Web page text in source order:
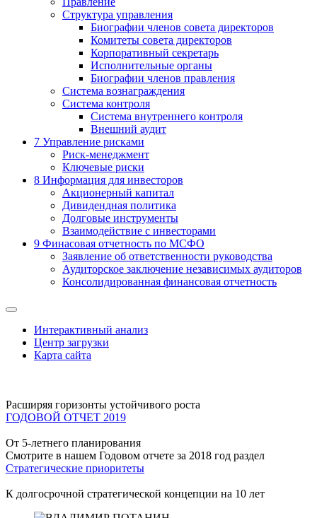
Структура управления
Биографии членов совета директоров
Комитеты совета директоров
Корпоративный секретарь
Исполнительные органы
Биографии членов правления
Система вознаграждения
Система контроля
Система внутреннего контроля
Внешний аудит
7 Управление рисками
Риск-менеджмент
Ключевые риски
8 Информация для инвесторов
Акционерный капитал
Дивидендная политика
Долговые инструменты
Взаимодействие с инвеcторами
9 Финасовая отчетность по МСФО
Заявление об ответственности руководства
Аудиторское заключение независимых аудиторов
Консолидированная финансовая отчетность
Интерактивный анализ
Центр загрузки
Карта сайта
Расширяя горизонты устойчивого роста
ГОДОВОЙ ОТЧЕТ 2019
От 5-летнего планирования
Смотрите в нашем Годовом отчете за 2018 год раздел
Стратегические приоритеты
К долгосрочной стратегической концепции на 10 лет